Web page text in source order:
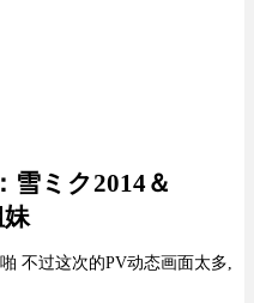
雪ミク2014＆
不过这次的PV动态画面太多,